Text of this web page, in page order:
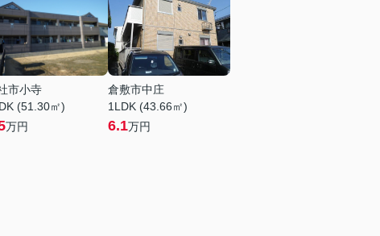
市小寺
(51.30㎡)
万円
倉敷市中庄
1LDK (43.66㎡)
6.1万円